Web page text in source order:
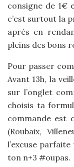
consigne de 1€
c’est surtout la
après en
pleins des bons
Pour passer
Avant 13h, la
sur l’onglet
choisis ta
commande est
(Roubaix,
l’excuse
ton n+3 #oupas.